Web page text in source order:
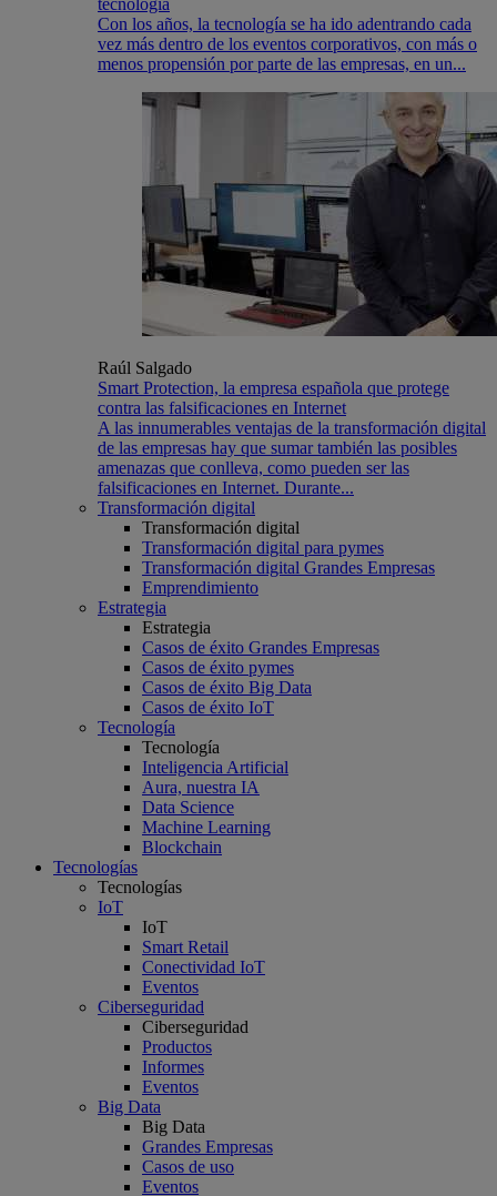
Con los años, la tecnología se ha ido adentrando cada
vez más dentro de los eventos corporativos, con más o
menos propensión por parte de las empresas, en un...
Raúl Salgado
Smart Protection, la empresa española que protege
contra las falsificaciones en Internet
A las innumerables ventajas de la transformación digital
de las empresas hay que sumar también las posibles
amenazas que conlleva, como pueden ser las
falsificaciones en Internet. Durante...
Transformación digital
Transformación digital
Transformación digital para pymes
Transformación digital Grandes Empresas
Emprendimiento
Estrategia
Estrategia
Casos de éxito Grandes Empresas
Casos de éxito pymes
Casos de éxito Big Data
Casos de éxito IoT
Tecnología
Tecnología
Inteligencia Artificial
Aura, nuestra IA
Data Science
Machine Learning
Blockchain
Tecnologías
Tecnologías
IoT
IoT
Smart Retail
Conectividad IoT
Eventos
Ciberseguridad
Ciberseguridad
Productos
Informes
Eventos
Big Data
Big Data
Grandes Empresas
Casos de uso
Eventos